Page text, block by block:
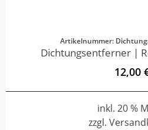
Artikelnummer:
Dichtungsentferner |
12,00
inkl. 20 %
zzgl.